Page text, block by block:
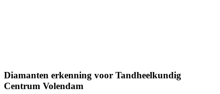
Diamanten erkenning voor Tandheelkundig
Centrum Volendam